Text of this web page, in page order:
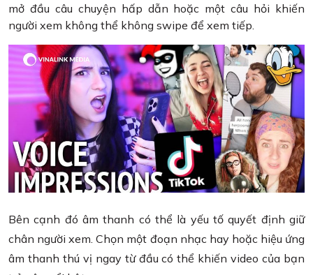
mở đầu câu chuyện hấp dẫn hoặc một câu hỏi khiến
người xem không thể không swipe để xem tiếp.
Bên cạnh đó âm thanh có thể là yếu tố quyết định giữ
chân người xem. Chọn một đoạn nhạc hay hoặc hiệu ứng
âm thanh thú vị ngay từ đầu có thể khiến video của bạn